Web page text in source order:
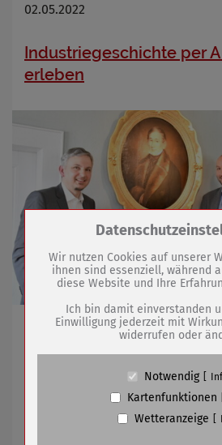
02.05.2022
Industriegeschichte per
erleben
25 Stationen im Industriepark
Öffentlichkeit freigegeben
Zum Betrieb der Seite
Name
PHP Session Cookie
Anbieter
Eigentümer dieser
Wenselaar GmbH &
Absicherung
Cookiespeicherung
Wir nutzen Cookies auf unserer
ihnen sind essenziell, während
diese Website und Ihre
Ich bin damit einverstanden
Einwilligung jederzeit mit
widerrufen oder
Notwendig
Kartenfunktionen
Wetteranzeige